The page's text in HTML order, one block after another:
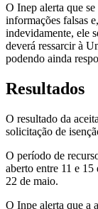
O Inep alerta que
informações falsas
indevidamente, ele
deverá ressarcir à
podendo ainda
Resultados
O resultado da
solicitação de
O período de
aberto entre 11 e
22 de maio.
O Inpe alerta que a